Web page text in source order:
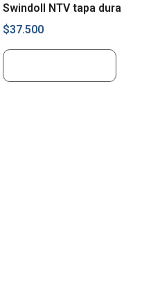
Swindoll NTV tapa dura
$37.500